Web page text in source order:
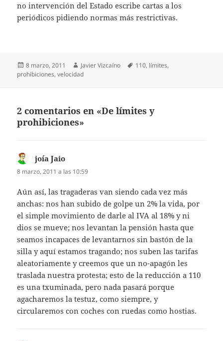
no intervención del Estado escribe cartas a los
periódicos pidiendo normas más restrictivas.
Publicado
el
8 marzo, 2011 Autor
Javier Vizcaíno Etiquetas
110, límites,
prohibiciones,velocidad
2 comentarios en «De límites y
prohibiciones»
joía Jaio
8 marzo, 2011 a las 10:59
Aún así, las tragaderas van siendo cada vez más
anchas: nos han subido de golpe un 2% la vida, por
el simple movimiento de darle al IVA al 18% y ni
dios se mueve; nos levantan la pensión hasta que
seamos incapaces de levantarnos sin bastón de la
silla y aquí estamos tragando; nos suben las tarifas
aleatoriamente y creemos que un no-apagón les
traslada nuestra protesta; esto de la reducción a 110
es una txuminada, pero nada pasará porque
agacharemos la testuz, como siempre, y
circularemos con coches con ruedas como hostias.